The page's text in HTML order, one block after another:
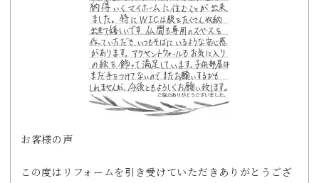
お客様の声
この度はリフォームを引き受けていただきありがとうござ